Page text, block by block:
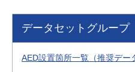
データセットグループ
AED設置箇所一覧（推奨デー